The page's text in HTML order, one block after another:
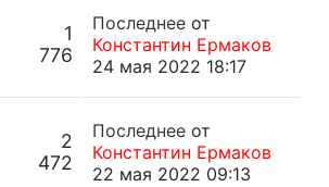
1
776
Последнее от
Константин Ермаков
24 мая 2022 18:17
2
472
Последнее от
Константин Ермаков
22 мая 2022 09:13